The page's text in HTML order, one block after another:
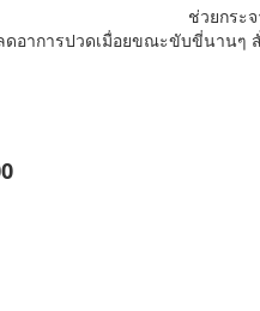
ช่วยกระ
อาการปวดเมื่อยขณะขับขี่นานๆ